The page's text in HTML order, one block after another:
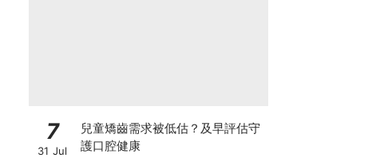
7
31 Jul
兒童矯齒需求被低估？及早評估守
護口腔健康